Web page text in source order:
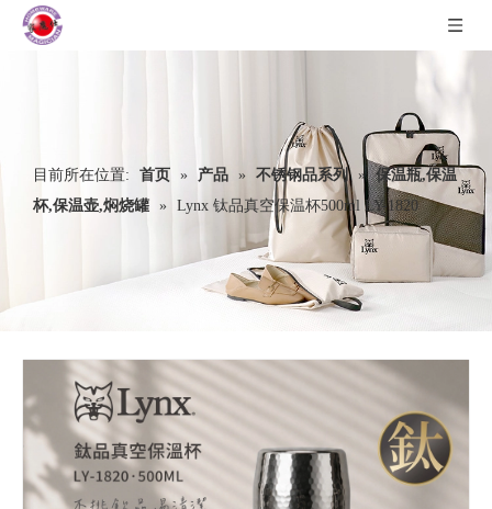
目前所在位置: 首页 » 产品 » 不锈钢品系列 » 保温瓶,保温
杯,保温壶,焖烧罐 » Lynx 钛品真空保温杯500ml LY-1820